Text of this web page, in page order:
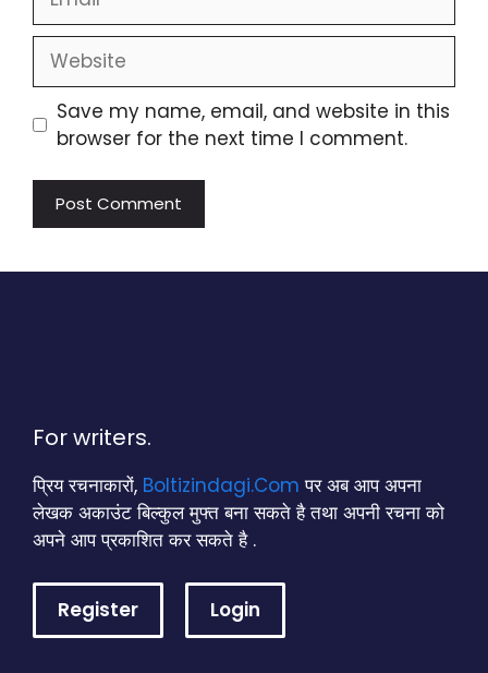
Website
Save my name, email, and website in this
browser for the next time I comment.
For writers.
प्रिय रचनाकारों, Boltizindagi.Com पर अब आप अपना
लेखक अकाउंट बिल्कुल मुफ्त बना सकते है तथा अपनी रचना को
अपने आप प्रकाशित कर सकते है .
Register Login